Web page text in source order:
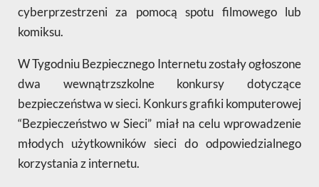
cyberprzestrzeni za pomocą spotu filmowego lub
komiksu.
W Tygodniu Bezpiecznego Internetu zostały ogłoszone
dwa wewnątrzszkolne konkursy dotyczące
bezpieczeństwa w sieci. Konkurs grafiki komputerowej
“Bezpieczeństwo w Sieci” miał na celu wprowadzenie
młodych użytkowników sieci do odpowiedzialnego
korzystania z internetu.